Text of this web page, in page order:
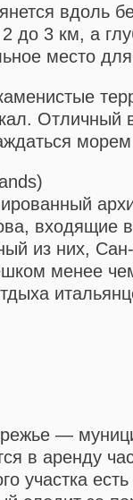
вдоль
до 3 км, а
место
Отличный
входящие
из них,
менее
—
в аренду
участка